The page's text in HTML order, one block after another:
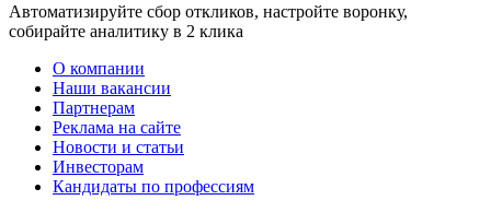
Автоматизируйте сбор откликов, настройте воронку,
собирайте аналитику в 2 клика
О компании
Наши вакансии
Партнерам
Реклама на сайте
Новости и статьи
Инвесторам
Кандидаты по профессиям